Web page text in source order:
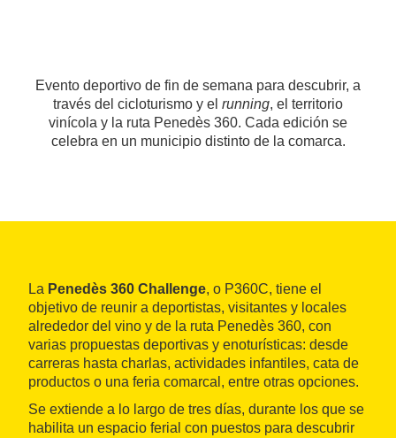
Evento deportivo de fin de semana para descubrir, a
través del cicloturismo y el running, el territorio
vinícola y la ruta Penedès 360. Cada edición se
celebra en un municipio distinto de la comarca.
La Penedès 360 Challenge, o P360C, tiene el
objetivo de reunir a deportistas, visitantes y locales
alrededor del vino y de la ruta Penedès 360, con
varias propuestas deportivas y enoturísticas: desde
carreras hasta charlas, actividades infantiles, cata de
productos o una feria comarcal, entre otras opciones.
Se extiende a lo largo de tres días, durante los que se
habilita un espacio ferial con puestos para descubrir